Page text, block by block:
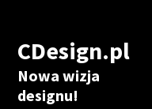
CDesign.pl
Nowa wizja
designu!